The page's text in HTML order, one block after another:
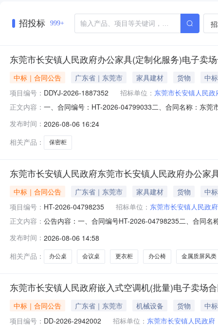
招投标 999+
东莞市长安镇人民政府办公家具(定制化服务)电子卖
中标｜合同公告 广东省｜东莞市 家具建材 货物
中
项目编号： DDYJ-2026-1887352 招标单位： 东莞市长安镇人民政
正文内容： 一、合同编号：HT-2026-04799033二、合同名称：东
13712867623供应商（乙方）：东莞市莞城新创达顺电
发布时间： 2026-08-06 16:24
相关产品：
保密柜
东莞市长安镇人民政府东莞市长安镇人民政府办公家
中标｜合同公告 广东省｜东莞市 家具建材 货物
中
项目编号： HT-2026-04798235 招标单位： 东莞市长安镇人民政府
正文内容： 公告内容：一、合同编号HT-2026-04798235二、合同
13712867623供应商(乙方)：东莞市莞采商贸有限公司
发布时间： 2026-08-06 14:58
相关产品：
办公桌 会议桌 更衣柜 办公椅 金属质屏风类
东莞市长安镇人民政府嵌入式空调机(批量)电子卖场
中标｜合同公告 广东省｜东莞市 机械设备 货物
中
项目编号： DD-2026-2942002 招标单位： 东莞市长安镇人民政府